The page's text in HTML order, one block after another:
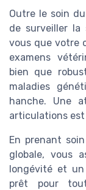
Outre le soin
de surveiller la
vous que votre
examens
bien que
maladies
hanche. Une
articulations est
En prenant
globale, vous
longévité et
prêt pour